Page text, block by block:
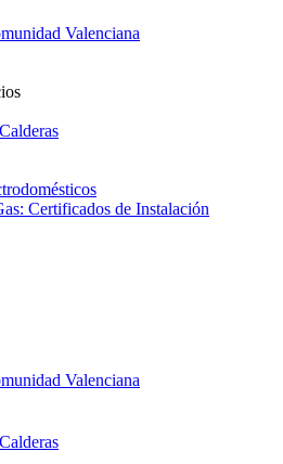
Valenciana
Certificados de Instalación
Valenciana